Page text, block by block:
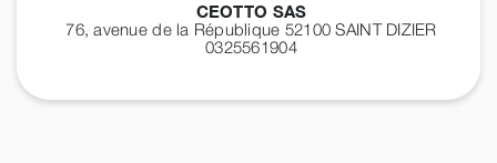
CEOTTO SAS
76, avenue de la République 52100SAINT DIZIER
0325561904